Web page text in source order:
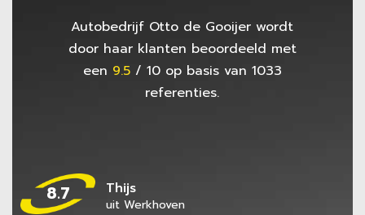
Autobedrijf Otto de Gooijer wordt
door haar klanten beoordeeld met
een 9.5/ 10op basis van 1033
referenties.
8.7 Thijs
uit Werkhoven